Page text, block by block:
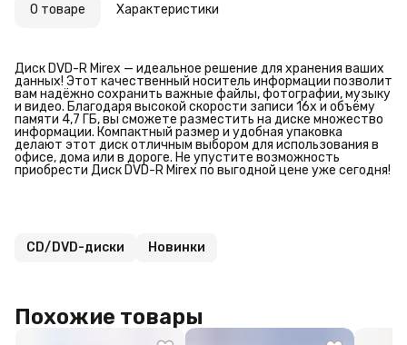
О товаре Характеристики
Диск DVD-R Mirex — идеальное решение для хранения ваших
данных! Этот качественный носитель информации позволит
вам надёжно сохранить важные файлы, фотографии, музыку
и видео. Благодаря высокой скорости записи 16x и объёму
памяти 4,7 ГБ, вы сможете разместить на диске множество
информации. Компактный размер и удобная упаковка
делают этот диск отличным выбором для использования в
офисе, дома или в дороге. Не упустите возможность
приобрести Диск DVD-R Mirex по выгодной цене уже сегодня!
CD/DVD-диски Новинки
Похожие товары